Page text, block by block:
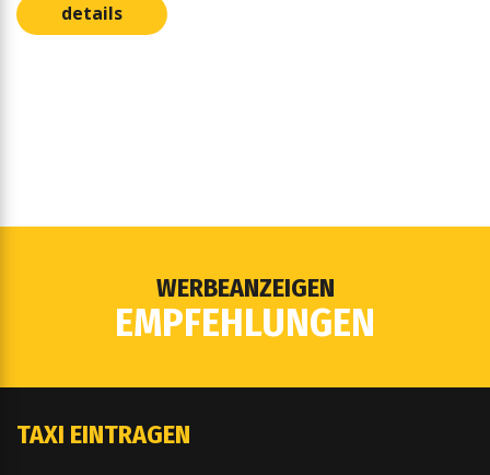
details
WERBEANZEIGEN
EMPFEHLUNGEN
TAXI EINTRAGEN